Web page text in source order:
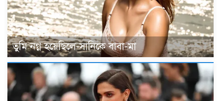
তুমি নগ্ন হয়েছিলে-সানিকে বাবা-মা